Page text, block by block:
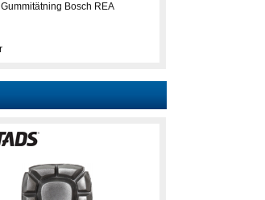
Gummitätning Bosch REA